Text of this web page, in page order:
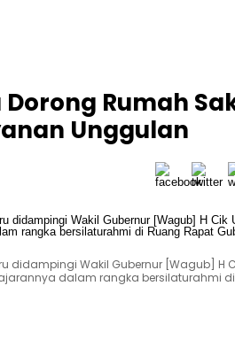
Rumah
Unggulan
didampingi Wakil Gubernur [Wagub] H
dalam rangka bersilaturahmi